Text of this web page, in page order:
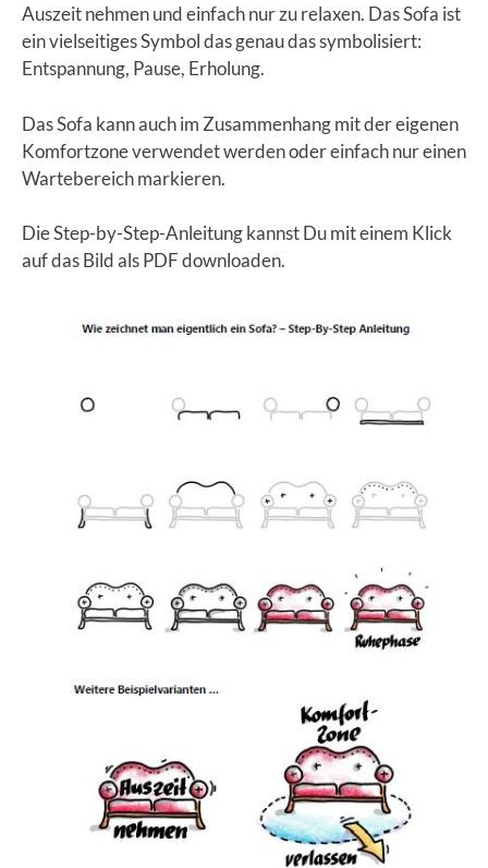
Auszeit nehmen und einfach nur zu relaxen. Das Sofa ist
ein vielseitiges Symbol das genau das symbolisiert:
Entspannung, Pause, Erholung.
Das Sofa kann auch im Zusammenhang mit der eigenen
Komfortzone verwendet werden oder einfach nur einen
Wartebereich markieren.
Die Step-by-Step-Anleitung kannst Du mit einem Klick
auf das Bild als PDF downloaden.